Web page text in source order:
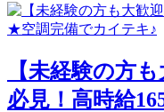
【未経験の方
必見！高時給